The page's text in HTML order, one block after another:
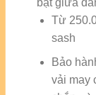
Từ
sash
Bảo
vải may